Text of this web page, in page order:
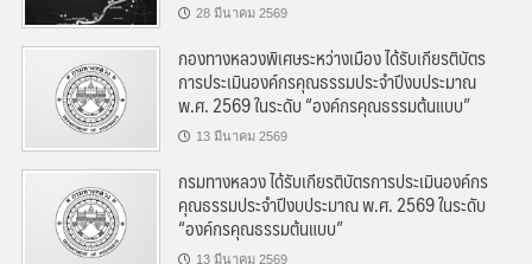
28 มีนาคม 2569
กองทางหลวงพิเศษระหว่างเมือง ได้รับเกียรติบัตร
การประเมินองค์กรคุณธรรมประจำปีงบประมาณ
พ.ศ. 2569 ในระดับ “องค์กรคุณธรรมต้นแบบ”
13 มีนาคม 2569
กรมทางหลวง ได้รับเกียรติบัตรการประเมินองค์กร
คุณธรรมประจำปีงบประมาณ พ.ศ. 2569 ในระดับ
“องค์กรคุณธรรมต้นแบบ”
13 มีนาคม 2569